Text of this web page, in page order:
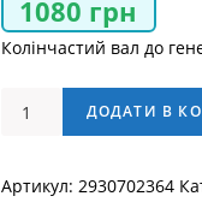
1080 грн
Колінчастий вал до
Колінчастий
генератора
ДОДАТИ В
Артикул: 2930702364